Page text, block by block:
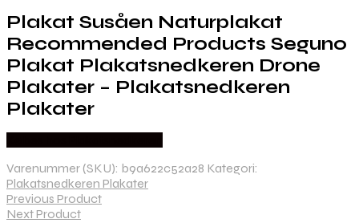
Plakat Susåen Naturplakat
Recommended Products Seguno
Plakat Plakatsnedkeren Drone
Plakater – Plakatsnedkeren
Plakater
Varenummer (SKU): b9a622c52a28 Kategori:
Plakatsnedkeren Plakater
Previous Product
Next Product